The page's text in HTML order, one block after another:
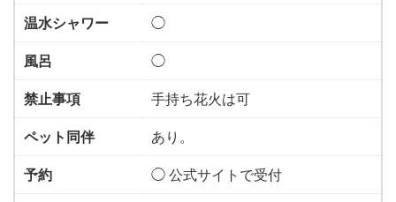
温水シャワー
◯
風呂
◯
禁止事項
手持ち花火は可
ペット同伴
あり。
予約
◯ 公式サイトで受付